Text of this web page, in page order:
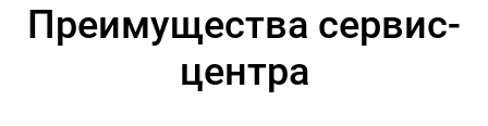
Преимущества сервис-
центра